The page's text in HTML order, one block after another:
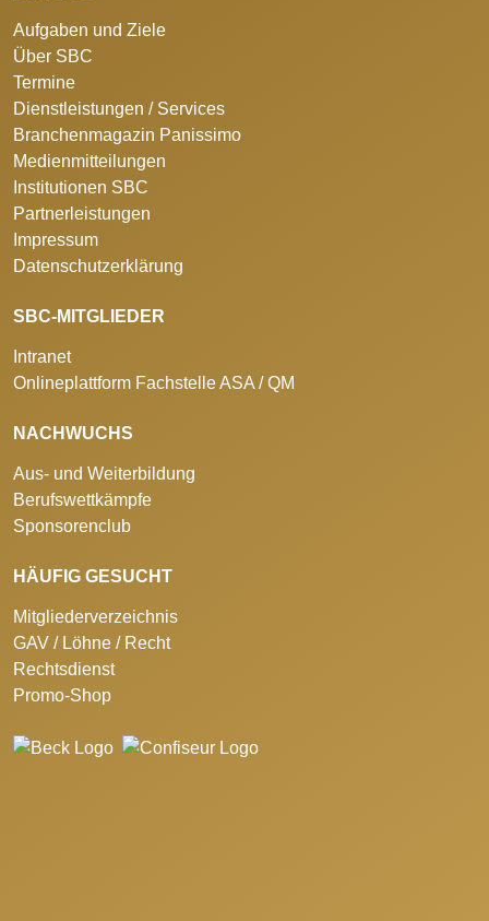
Aufgaben und Ziele
Über SBC
Termine
Dienstleistungen / Services
Branchenmagazin Panissimo
Medienmitteilungen
Institutionen SBC
Partnerleistungen
Impressum
Datenschutzerklärung
SBC-MITGLIEDER
Intranet
Onlineplattform Fachstelle ASA / QM
NACHWUCHS
Aus- und Weiterbildung
Berufswettkämpfe
Sponsorenclub
HÄUFIG GESUCHT
Mitgliederverzeichnis
GAV / Löhne / Recht
Rechtsdienst
Promo-Shop